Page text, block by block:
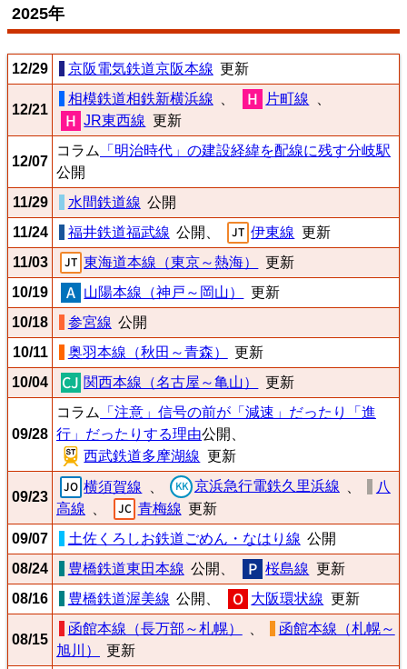
2025年
12/29 京阪電気鉄道京阪本線 更新
12/21
相模鉄道相鉄新横浜線 片町線
JR東西線 更新
12/07
コラム
「明治時代」の建設経緯を配線に残す分岐駅
公開
11/29
水間鉄道線 公開
11/24
福井鉄道福武線 公開、 伊東線 更新
11/03
東海道本線（東京～熱海）
更新
10/19
山陽本線（神戸～岡山）
更新
10/18
参宮線 公開
10/11
奥羽本線（秋田～青森）
更新
10/04
関西本線（名古屋～亀山） 更新
09/28
コラム
「注意」信号の前が「減速」だったり「進
行」だったりする理由公開、
西武鉄道多摩湖線 更新
09/23
横須賀線 京浜急行電鉄久里浜線
八
高線
青梅線 更新
09/07
土佐くろしお鉄道ごめん・なはり線 公開
08/24
豊橋鉄道東田本線 公開、 桜島線 更新
08/16
豊橋鉄道渥美線 公開、 大阪環状線 更新
08/15
函館本線（長万部～札幌）
函館本線（札幌～
旭川）
更新